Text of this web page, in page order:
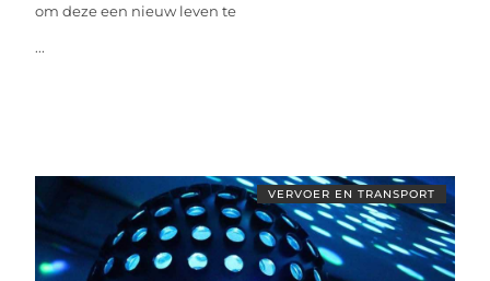
om deze een nieuw leven te
...
VERVOER EN TRANSPORT